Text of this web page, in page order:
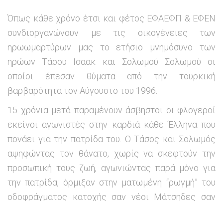
Όπως κάθε χρόνο έτσι και φέτος ΕΦΑΕΦΠ & ΕΦΕΝ
συνδιοργανώνουν με τις οικογένειες των
ηρωωμαρτύρων μας το ετήσιο μνημόσυνο των
ηρώων Τάσου Ισαακ και Σολωμού Σολωμού οι
οποίοι έπεσαν θύματα από την τουρκική
βαρβαρότητα τον Αύγουστο του 1996.
15 χρόνια μετά παραμένουν άσβηστοι οι φλογεροί
εκείνοι αγωνιστές στην καρδιά κάθε Έλληνα που
πονάει για την πατρίδα του. Ο Τάσος και Σολωμός
αψηφώντας τον θάνατο, χωρίς να σκεφτούν την
προσωπική τους ζωή, αγωνιώντας παρά μόνο για
την πατρίδα, όρμιξαν στην ματωμένη “ρωγμή” του
οδοφράγματος κατοχής σαν νέοι Μάτσηδες σαν